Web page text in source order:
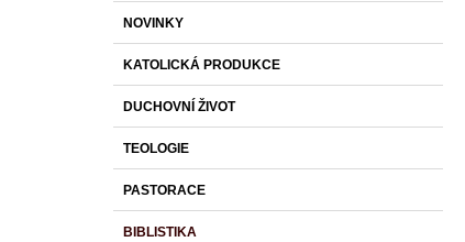
kategorie
K
A
T
E
G
O
R
E
NOVINKY
KATOLICKÁ PRODUKCE
DUCHOVNÍ ŽIVOT
TEOLOGIE
PASTORACE
BIBLISTIKA